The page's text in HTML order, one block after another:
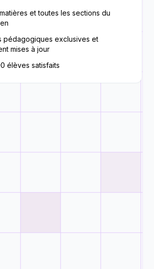
et toutes les sections du
pédagogiques exclusives et
mises à jour
élèves satisfaits